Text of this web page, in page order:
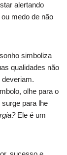
alertando
ou medo de não
simboliza
qualidades não
olhe para o
para lhe
Ele é um